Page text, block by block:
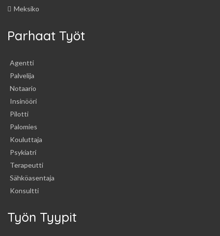
Meksiko
Parhaat Työt
Agentti
Palvelija
Notaario
Insinööri
Pilotti
Palomies
Kouluttaja
Psykiatri
Terapeutti
Sähköasentaja
Konsultti
Työn Tyypit